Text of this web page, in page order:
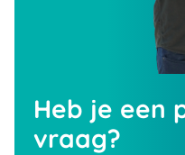
Heb je een
vraag?